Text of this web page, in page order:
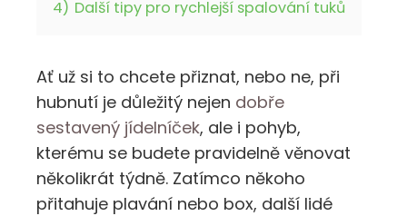
4) Další tipy pro rychlejší spalování tuků
Ať už si to chcete přiznat, nebo ne, při
hubnutí je důležitý nejen dobře
sestavený jídelníček, ale i pohyb,
kterému se budete pravidelně věnovat
několikrát týdně. Zatímco někoho
přitahuje plavání nebo box, další lidé